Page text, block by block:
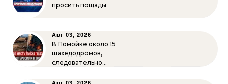
просить пощады
Авг 03, 2026
В Помойке около 15
шахедодромов,
следовательно…